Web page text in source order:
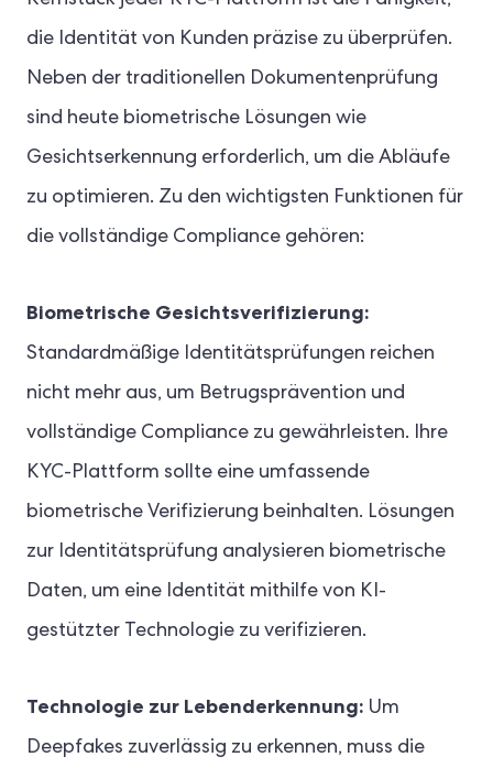
die Identität von Kunden präzise zu überprüfen.
Neben der traditionellen Dokumentenprüfung
sind heute biometrische Lösungen wie
Gesichtserkennung erforderlich, um die Abläufe
zu optimieren. Zu den wichtigsten Funktionen für
die vollständige Compliance gehören:
Biometrische Gesichtsverifizierung:
Standardmäßige Identitätsprüfungen reichen
nicht mehr aus, um Betrugsprävention und
vollständige Compliance zu gewährleisten. Ihre
KYC-Plattform sollte eine umfassende
biometrische Verifizierung beinhalten. Lösungen
zur Identitätsprüfung analysieren biometrische
Daten, um eine Identität mithilfe von KI-
gestützter Technologie zu verifizieren.
Technologie zur Lebenderkennung: Um
Deepfakes zuverlässig zu erkennen, muss die